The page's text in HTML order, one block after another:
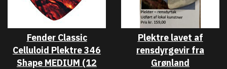
Fender Classic
Celluloid Plektre 346
Shape MEDIUM (12
Plektre lavet af
rensdyrgevir fra
Grønland